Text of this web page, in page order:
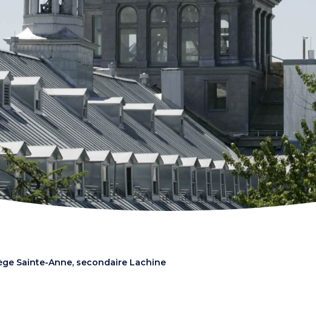
Sainte-Anne, secondaire Lachine